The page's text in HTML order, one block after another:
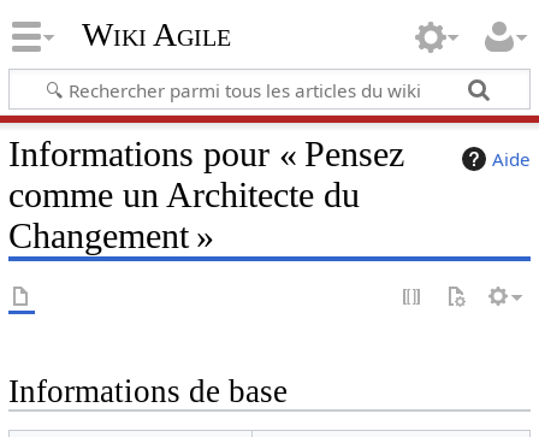
Wiki Agile
Aide
Informations pour « Pensez
comme un Architecte du
Changement »
Informations de base